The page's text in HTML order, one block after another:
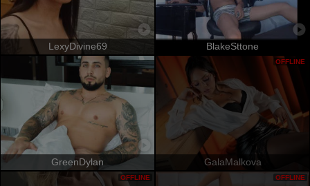
LexyDivine69 BlakeSttone
GreenDylan GalaMalkova
OFFLINE
OFFLINE OFFLINE